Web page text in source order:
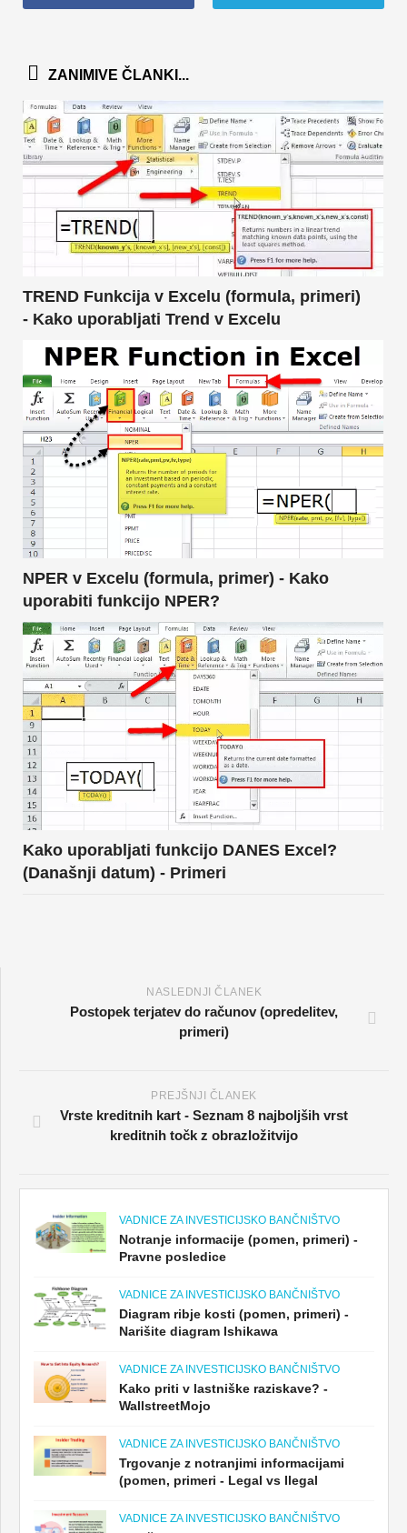
ZANIMIVE ČLANKI...
TREND Funkcija v Excelu (formula, primeri)
- Kako uporabljati Trend v Excelu
NPER v Excelu (formula, primer) - Kako
uporabiti funkcijo NPER?
Kako uporabljati funkcijo DANES Excel?
(Današnji datum) - Primeri
NASLEDNJI ČLANEK
Postopek terjatev do računov (opredelitev,
primeri)
PREJŠNJI ČLANEK
Vrste kreditnih kart - Seznam 8 najboljših vrst
kreditnih točk z obrazložitvijo
VADNICE ZA INVESTICIJSKO BANČNIŠTVO
Notranje informacije (pomen, primeri) -
Pravne posledice
VADNICE ZA INVESTICIJSKO BANČNIŠTVO
Diagram ribje kosti (pomen, primeri) -
Narišite diagram Ishikawa
VADNICE ZA INVESTICIJSKO BANČNIŠTVO
Kako priti v lastniške raziskave? -
WallstreetMojo
VADNICE ZA INVESTICIJSKO BANČNIŠTVO
Trgovanje z notranjimi informacijami
(pomen, primeri - Legal vs Ilegal
VADNICE ZA INVESTICIJSKO BANČNIŠTVO